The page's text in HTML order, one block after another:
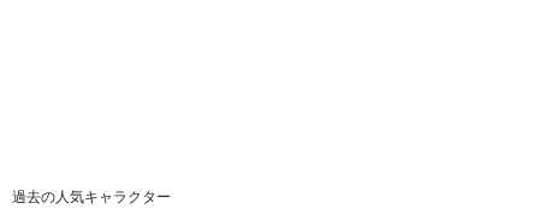
過去の人気キャラクター